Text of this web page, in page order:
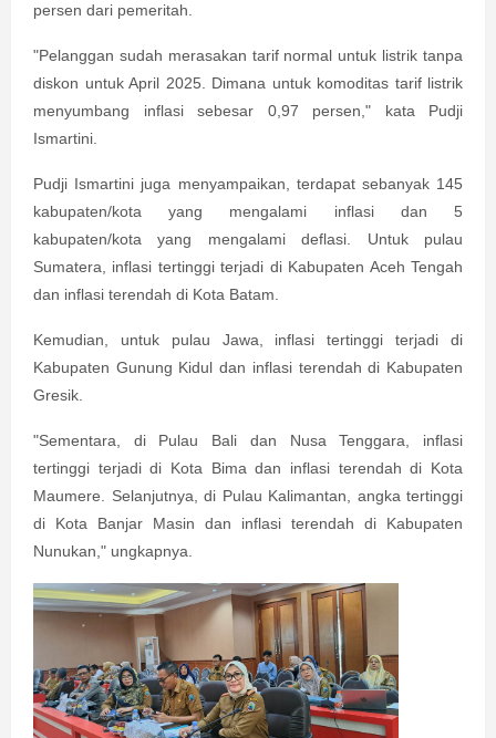
persen dari pemeritah.
"Pelanggan sudah merasakan tarif normal untuk listrik tanpa
diskon untuk April 2025. Dimana untuk komoditas tarif listrik
menyumbang inflasi sebesar 0,97 persen," kata Pudji
Ismartini.
Pudji Ismartini juga menyampaikan, terdapat sebanyak 145
kabupaten/kota yang mengalami inflasi dan 5
kabupaten/kota yang mengalami deflasi. Untuk pulau
Sumatera, inflasi tertinggi terjadi di Kabupaten Aceh Tengah
dan inflasi terendah di Kota Batam.
Kemudian, untuk pulau Jawa, inflasi tertinggi terjadi di
Kabupaten Gunung Kidul dan inflasi terendah di Kabupaten
Gresik.
"Sementara, di Pulau Bali dan Nusa Tenggara, inflasi
tertinggi terjadi di Kota Bima dan inflasi terendah di Kota
Maumere. Selanjutnya, di Pulau Kalimantan, angka tertinggi
di Kota Banjar Masin dan inflasi terendah di Kabupaten
Nunukan," ungkapnya.